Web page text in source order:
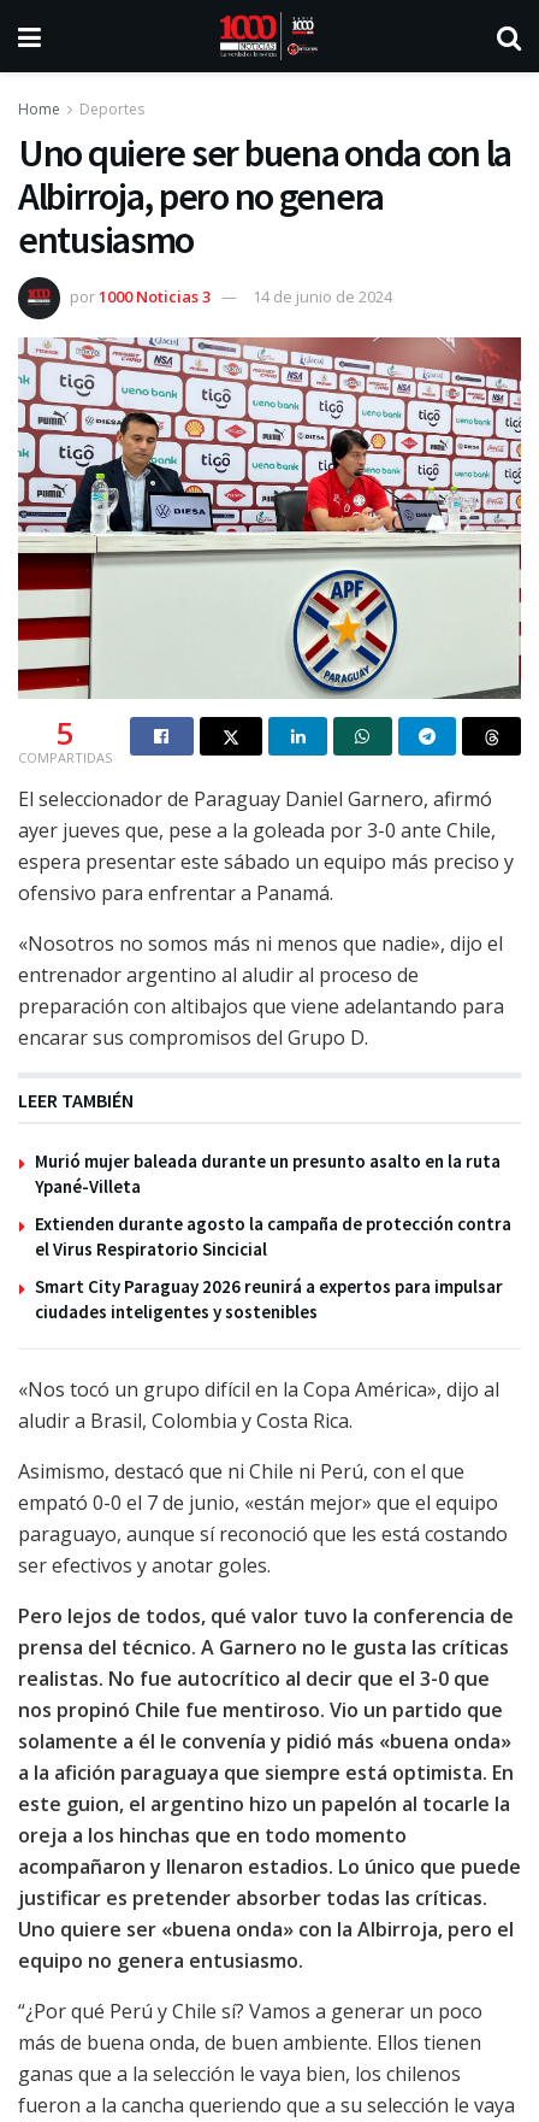
Home Deportes
Uno quiere ser buena onda con la
Albirroja, pero no genera
entusiasmo
por1000 Noticias 3 14 de junio de 2024
5
COMPARTIDAS
El seleccionador de Paraguay Daniel Garnero, afirmó
ayer jueves que, pese a la goleada por 3-0 ante Chile,
espera presentar este sábado un equipo más preciso y
ofensivo para enfrentar a Panamá.
«Nosotros no somos más ni menos que nadie», dijo el
entrenador argentino al aludir al proceso de
preparación con altibajos que viene adelantando para
encarar sus compromisos del Grupo D.
LEER TAMBIÉN
Murió mujer baleada durante un presunto asalto en la ruta
Ypané-Villeta
Extienden durante agosto la campaña de protección contra
el Virus Respiratorio Sincicial
Smart City Paraguay 2026 reunirá a expertos para impulsar
ciudades inteligentes y sostenibles
«Nos tocó un grupo difícil en la Copa América», dijo al
aludir a Brasil, Colombia y Costa Rica.
Asimismo, destacó que ni Chile ni Perú, con el que
empató 0-0 el 7 de junio, «están mejor» que el equipo
paraguayo, aunque sí reconoció que les está costando
ser efectivos y anotar goles.
Pero lejos de todos, qué valor tuvo la conferencia de
prensa del técnico. A Garnero no le gusta las críticas
realistas. No fue autocrítico al decir que el 3-0 que
nos propinó Chile fue mentiroso. Vio un partido que
solamente a él le convenía y pidió más «buena onda»
a la afición paraguaya que siempre está optimista. En
este guion, el argentino hizo un papelón al tocarle la
oreja a los hinchas que en todo momento
acompañaron y llenaron estadios. Lo único que puede
justificar es pretender absorber todas las críticas.
Uno quiere ser «buena onda» con la Albirroja, pero el
equipo no genera entusiasmo.
“¿Por qué Perú y Chile sí? Vamos a generar un poco
más de buena onda, de buen ambiente. Ellos tienen
ganas que a la selección le vaya bien, los chilenos
fueron a la cancha queriendo que a su selección le vaya